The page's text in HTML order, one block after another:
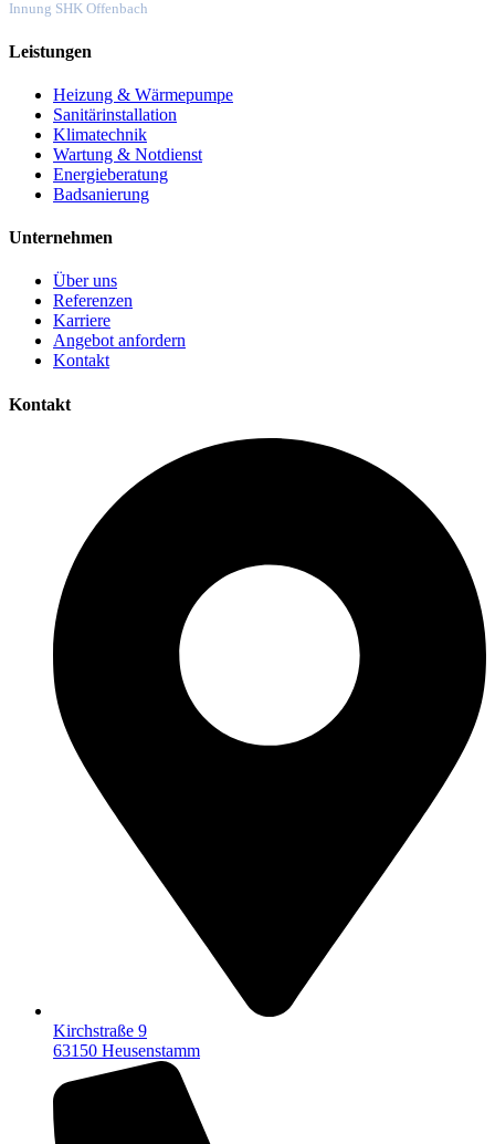
Innung SHK Offenbach
Leistungen
Heizung & Wärmepumpe
Sanitärinstallation
Klimatechnik
Wartung & Notdienst
Energieberatung
Badsanierung
Unternehmen
Über uns
Referenzen
Karriere
Angebot anfordern
Kontakt
Kontakt
Kirchstraße 9
63150 Heusenstamm